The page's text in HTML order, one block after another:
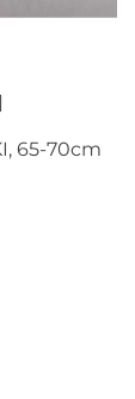
65-70cm